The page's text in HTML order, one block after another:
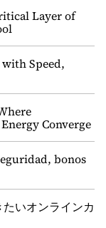
Layer of
Speed,
Converge
bonos
いオンラインカ